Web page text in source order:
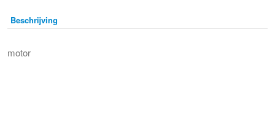
Beschrijving
motor